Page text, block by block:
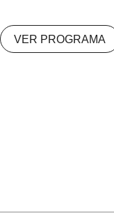
VER PROGRAMA